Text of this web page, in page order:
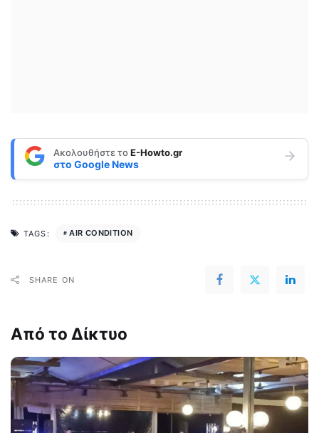
Ακολουθήστε τοE-Howto.gr
στο Google News
TAGS: AIR CONDITION
SHARE ON
Από το Δίκτυο